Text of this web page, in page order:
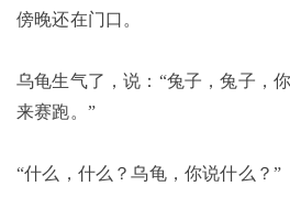
傍晚还在门口。
乌龟生气了，说：“兔子，兔子，
来赛跑。”
“什么，什么？乌龟，你说什么？”